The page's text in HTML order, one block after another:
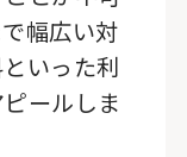
幅広い対
いった利
ールしま